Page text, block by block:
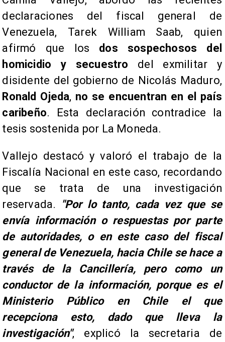
declaraciones del fiscal general de
Venezuela, Tarek William Saab, quien
afirmó que los dos sospechosos del
homicidio y secuestro del exmilitar y
disidente del gobierno de Nicolás Maduro,
Ronald Ojeda, no se encuentran en el país
caribeño. Esta declaración contradice la
tesis sostenida por La Moneda.
Vallejo destacó y valoró el trabajo de la
Fiscalía Nacional en este caso, recordando
que se trata de una investigación
reservada.
"Por lo tanto, cada vez que se
envía información o respuestas por parte
de autoridades, o en este caso del fiscal
general de Venezuela, hacia Chile se hace a
través de la Cancillería, pero como un
conductor de la información, porque es el
Ministerio Público en Chile el que
recepciona esto, dado que lleva la
investigación", explicó la secretaria de